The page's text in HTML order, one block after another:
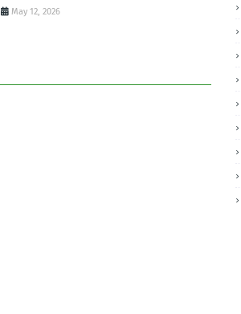
May 12, 2026